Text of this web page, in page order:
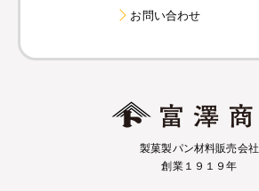
お問い合わせ
製菓製パン材料販売会社
創業１９１９年